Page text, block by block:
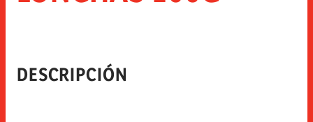
DESCRIPCIÓN